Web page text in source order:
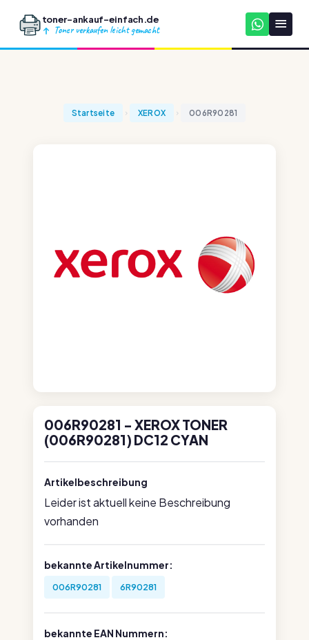
toner-ankauf-einfach.de
Toner verkaufen leicht gemacht
Startseite XEROX 006R90281
006R90281 - XEROX TONER
(006R90281) DC12 CYAN
Artikelbeschreibung
Leider ist aktuell keine Beschreibung
vorhanden
bekannte Artikelnummer:
006R90281 6R90281
bekannte EAN Nummern: